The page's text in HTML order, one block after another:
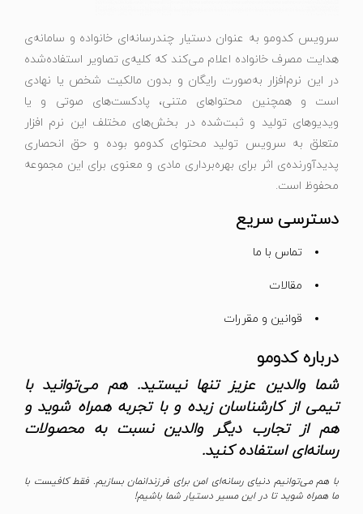
سرویس کدومو به عنوان دستیار چندرسانه‌ای خانواده و سامانه‌ی
هدایت مصرف خانواده اعلام می‌کند که کلیه‌ی تصاویر استفاده‌شده
در این نرم‌افزار به‌صورت رایگان و بدون مالکیت شخص یا نهادی
است و همچنین محتواهای متنی، پادکست‌های صوتی و یا
ویدیوهای تولید و ثبت‌شده در بخش‌های مختلف این نرم افزار
متعلق به سرویس تولید محتوای کدومو بوده و حق انحصاری
پدیدآورنده‌ی اثر برای بهره‌برداری مادی و معنوی برای این مجموعه
محفوظ است.
دسترسی سریع
تماس با ما
مقالات
قوانین و مقررات
درباره کدومو
شما والدین عزیز تنها نیستید. هم می‌توانید با
تیمی از کارشناسان زبده و با تجربه همراه شوید و
هم از تجارب دیگر والدین نسبت به محصولات
رسانه‌ای استفاده کنید.
با هم می‌توانیم دنیای رسانه‌ای امن برای فرزندانمان بسازیم. فقط کافیست با
ما همراه شوید تا در این مسیر دستیار شما باشیم!